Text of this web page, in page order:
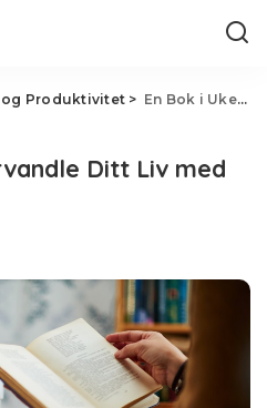
og Produktivitet > En Bok i Uken: Forvandle Ditt Liv med Lesing
Ditt Liv med